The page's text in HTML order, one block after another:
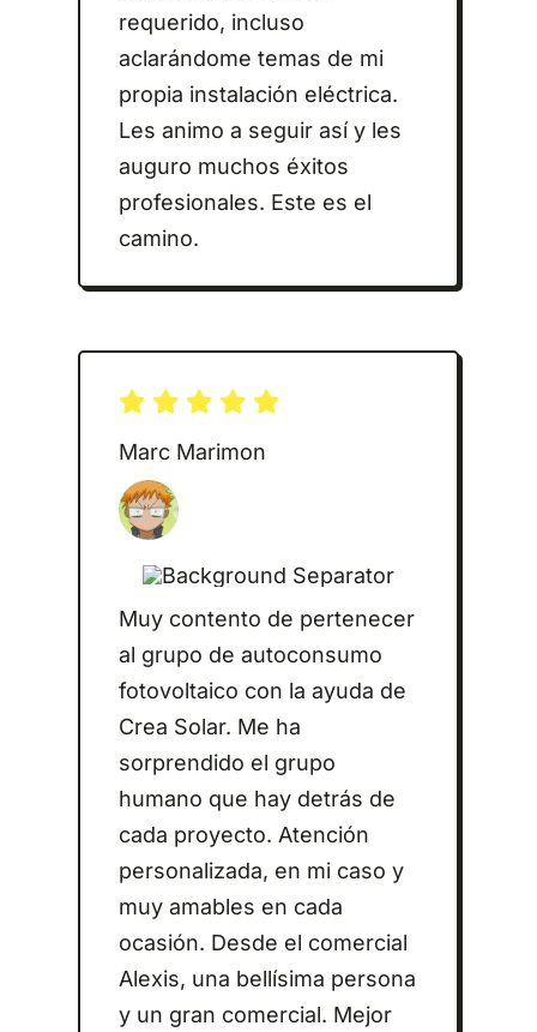
requerido, incluso
aclarándome temas de mi
propia instalación eléctrica.
Les animo a seguir así y les
auguro muchos éxitos
profesionales. Este es el
camino.
Marc Marimon
Muy contento de pertenecer
al grupo de autoconsumo
fotovoltaico con la ayuda de
Crea Solar. Me ha
sorprendido el grupo
humano que hay detrás de
cada proyecto. Atención
personalizada, en mi caso y
muy amables en cada
ocasión. Desde el comercial
Alexis, una bellísima persona
y un gran comercial. Mejor